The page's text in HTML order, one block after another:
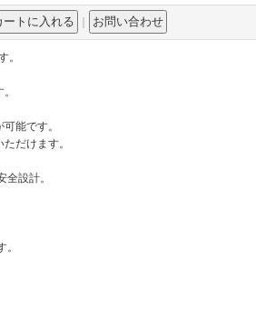
。
能です。
だけます。
設計。